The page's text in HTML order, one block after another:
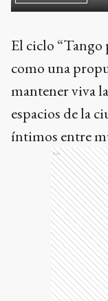
El ciclo “Tango
como una
mantener viva
espacios de la
íntimos entre
Ads